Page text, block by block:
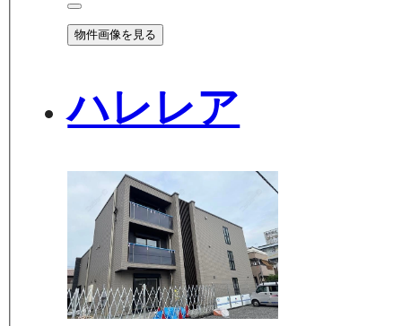
物件画像を見る
ハレレア